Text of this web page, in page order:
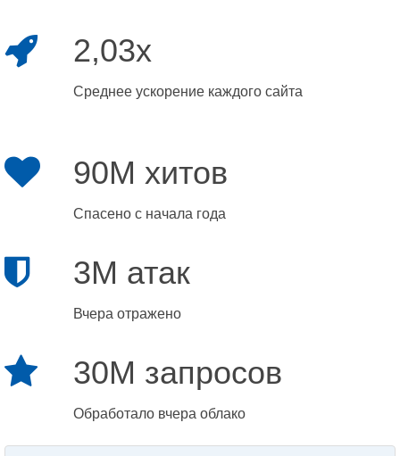
2,03x
Среднее ускорение каждого сайта
90M хитов
Спасено с начала года
3M атак
Вчера отражено
30M запросов
Обработало вчера облако